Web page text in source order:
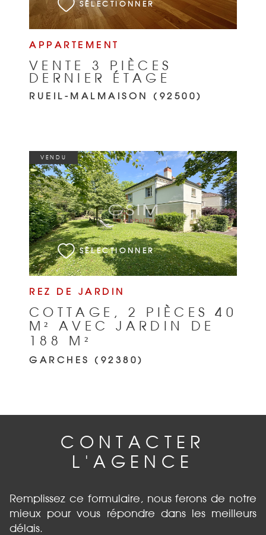
APPARTEMENT
VENTE 3 PIÈCES
DERNIER ÉTAGE
RUEIL-MALMAISON (92500)
SÉLECTIONNER
REZ DE JARDIN
COTTAGE, 2 PIÈCES 40
M² AVEC JARDIN DE
188 M²
GARCHES (92380)
VENDU
SÉLECTIONNER
VOIR LE BIEN
CONTACTER
L'AGENCE
Remplissez ce formulaire, nous ferons de notre
mieux pour vous répondre dans les meilleurs
délais.